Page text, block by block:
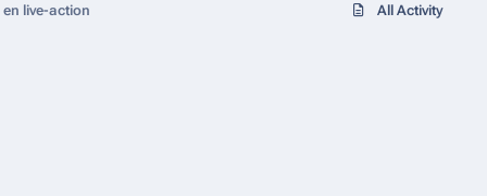
live-action All Activity